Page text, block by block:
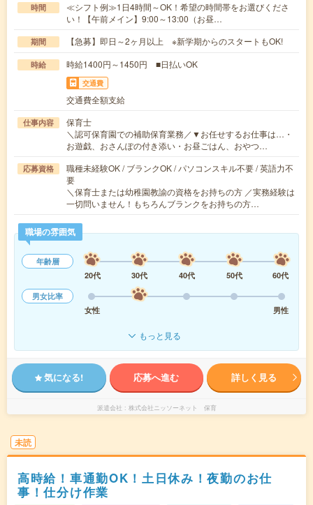
時間
≪シフト例≫1日4時間～OK！希望の時間帯をお選びくださ
い！【午前メイン】9:00～13:00（お昼…
期間 【急募】即日～2ヶ月以上 ※新学期からのスタートもOK!
時給 時給1400円～1450円 ■日払いOK
交通費
交通費全額支給
仕事内容
保育士
＼認可保育園での補助保育業務／▼お任せするお仕事は…・
お遊戯、おさんぽの付き添い・お昼ごはん、おやつ…
応募資格
職種未経験OK / ブランクOK / パソコンスキル不要 / 英語力不
要
＼保育士または幼稚園教諭の資格をお持ちの方 ／実務経験は
一切問いません！もちろんブランクをお持ちの方…
職場の雰囲気
年齢層
20代
30代 40代 50代
60代
男女比率
女性
男性
もっと見る
気になる! 応募へ進む 詳しく見る
派遣会社 株式会社ニッソーネット 保育
未読
高時給！車通勤OK！土日休み！夜勤のお仕
事！仕分け作業